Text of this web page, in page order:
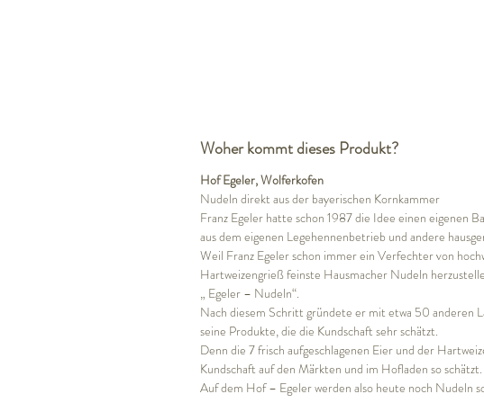
Woher kommt dieses Produkt?
Hof Egeler, Wolferkofen
Nudeln direkt aus der bayerischen Kornkammer
Franz Egeler hatte schon 1987 die Idee einen eigenen
aus dem eigenen Legehennenbetrieb und andere
Weil Franz Egeler schon immer ein Verfechter von
Hartweizengrieß feinste Hausmacher Nudeln
„ Egeler – Nudeln“.
Nach diesem Schritt gründete er mit etwa 50 anderen
seine Produkte, die die Kundschaft sehr schätzt.
Denn die 7 frisch aufgeschlagenen Eier und der
Kundschaft auf den Märkten und im Hofladen so schätzt.
Auf dem Hof – Egeler werden also heute noch Nudeln